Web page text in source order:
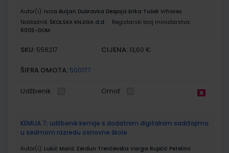
Autor(i): Ivica Buljan Dubravka Despoja Erika Tušek Vrhovec
Nakladnik: ŠKOLSKA KNJIGA d.d.
Registarski broj ministarstva:
6005-DOM
SKU: 556217 CIJENA: 13,60 €
ŠIFRA OMOTA: 500177
Udžbenik Omot
KEMIJA 7; udžbenik kemije s dodatnim digitalnim sadržajima
u sedmom razredu osnovne škole
Autor(i): Lukić Marić Zerdun Trenčevska Varga Rupčić Petelinc